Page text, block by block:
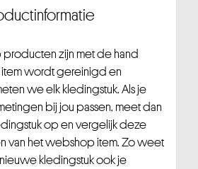
zijn met de hand
wordt gereinigd en
we elk kledingstuk. Als je
bij jou passen, meet dan
op en vergelijk deze
van het webshop item. Zo weet
kledingstuk ook je